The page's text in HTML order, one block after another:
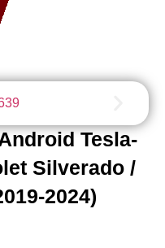
Tesla-
Silverado /
2024)